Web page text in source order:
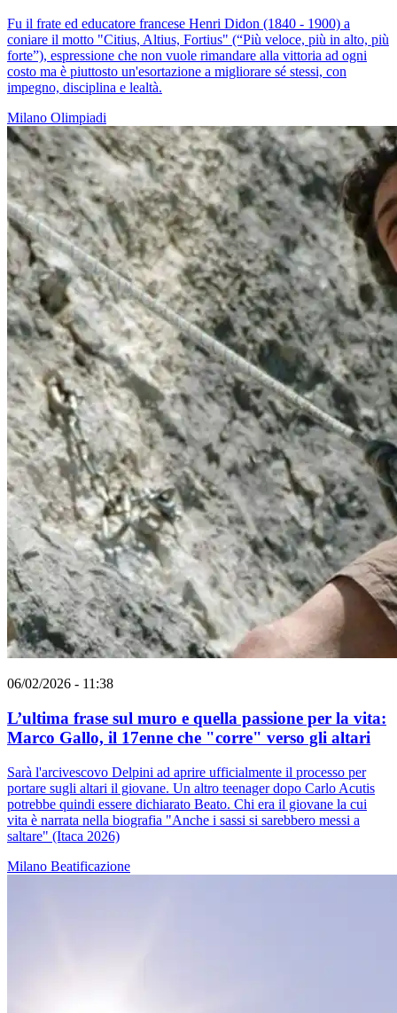
Fu il frate ed educatore francese Henri Didon (1840 - 1900) a
coniare il motto "Citius, Altius, Fortius" (“Più veloce, più in alto, più
forte”), espressione che non vuole rimandare alla vittoria ad ogni
costo ma è piuttosto un'esortazione a migliorare sé stessi, con
impegno, disciplina e lealtà.
Milano Olimpiadi
06/02/2026 - 11:38
L’ultima frase sul muro e quella passione per la vita:
Marco Gallo, il 17enne che "corre" verso gli altari
Sarà l'arcivescovo Delpini ad aprire ufficialmente il processo per
portare sugli altari il giovane. Un altro teenager dopo Carlo Acutis
potrebbe quindi essere dichiarato Beato. Chi era il giovane la cui
vita è narrata nella biografia "Anche i sassi si sarebbero messi a
saltare" (Itaca 2026)
Milano Beatificazione